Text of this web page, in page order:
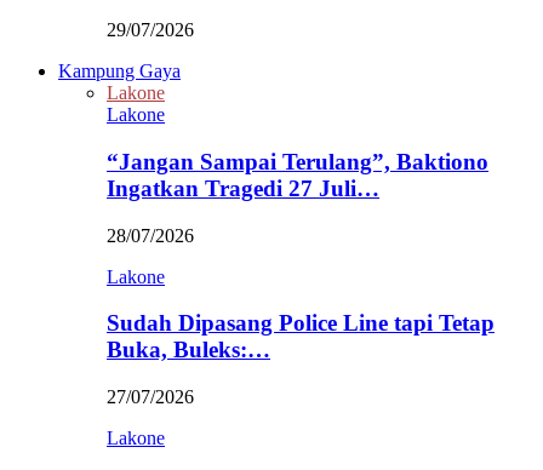
29/07/2026
Kampung Gaya
Lakone
Lakone
“Jangan Sampai Terulang”, Baktiono
Ingatkan Tragedi 27 Juli…
28/07/2026
Lakone
Sudah Dipasang Police Line tapi Tetap
Buka, Buleks:…
27/07/2026
Lakone